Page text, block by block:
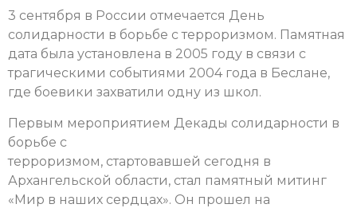
3 сентября в России отмечается День
солидарности в борьбе с терроризмом. Памятная
дата была установлена в 2005 году в связи с
трагическими событиями 2004 года в Беслане,
где боевики захватили одну из школ.
Первым мероприятием Декады солидарности в
борьбе с
терроризмом, стартовавшей сегодня в
Архангельской области, стал памятный митинг
«Мир в наших сердцах». Он прошел на